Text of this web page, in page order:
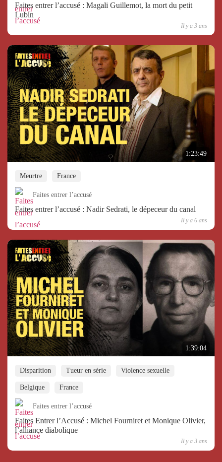
Faites entrer l’accusé : Magali Guillemot, la mort du petit
Lubin
Il y a 3 ans
1:23:49
Meurtre France
Faites entrer l’accusé
Faites entrer l’accusé : Nadir Sedrati, le dépeceur du canal
Il y a 6 ans
1:39:04
Disparition Tueur en série Violence sexuelle
Belgique France
Faites entrer l’accusé
Faites Entrer l’Accusé : Michel Fourniret et Monique Olivier,
l’alliance diabolique
Il y a 3 ans